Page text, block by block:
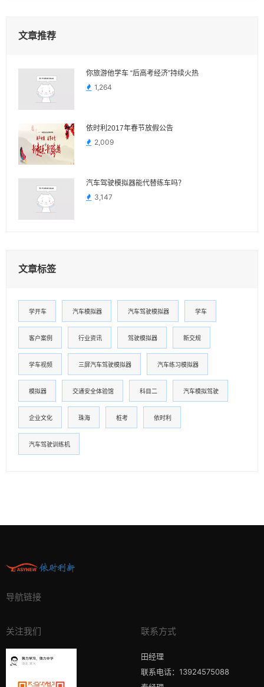
文章推荐
你旅游他学车 “后高考经济”持续火热
1,264
依时利2017年春节放假公告
2,009
汽车驾驶模拟器能代替练车吗？
3,147
文章标签
学开车 汽车模拟器 汽车驾驶模拟器 学车
客户案例 行业资讯 驾驶模拟器 新交规
学车视频 三屏汽车驾驶模拟器 汽车练习模拟器
模拟器 交通安全体验馆 科目二 汽车模拟驾驶
企业文化 珠海 桩考 依时利
汽车驾驶训练机
导航链接
关注我们 联系方式
田经理
联系电话：13924575088